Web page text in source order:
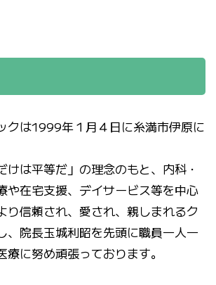
クは1999年１月４日に糸満市伊原に
けは平等だ」の理念のもと、内科・
や在宅支援、デイサービス等を中心
り信頼され、愛され、親しまれるク
、院長玉城利昭を先頭に職員一人一
療に努め頑張っております。